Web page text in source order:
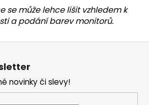
se může lehce lišit vzhledem k
a podání barev monitorů.
novinky či slevy!